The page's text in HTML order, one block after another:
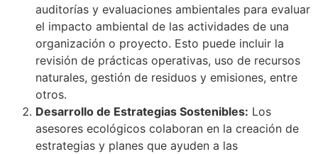
auditorías y evaluaciones ambientales para evaluar
el impacto ambiental de las actividades de una
organización o proyecto. Esto puede incluir la
revisión de prácticas operativas, uso de recursos
naturales, gestión de residuos y emisiones, entre
otros.
Desarrollo de Estrategias Sostenibles: Los
asesores ecológicos colaboran en la creación de
estrategias y planes que ayuden a las